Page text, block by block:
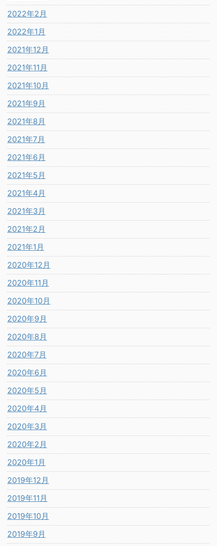
2022年2月
2022年1月
2021年12月
2021年11月
2021年10月
2021年9月
2021年8月
2021年7月
2021年6月
2021年5月
2021年4月
2021年3月
2021年2月
2021年1月
2020年12月
2020年11月
2020年10月
2020年9月
2020年8月
2020年7月
2020年6月
2020年5月
2020年4月
2020年3月
2020年2月
2020年1月
2019年12月
2019年11月
2019年10月
2019年9月